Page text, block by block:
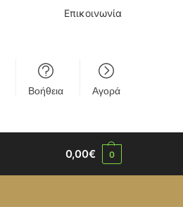
Επικοινωνία
Βοήθεια Αγορά
0,00€ 0